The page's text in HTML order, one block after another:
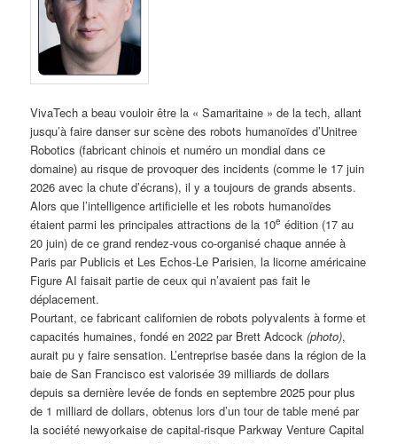
VivaTech a beau vouloir être la « Samaritaine » de la tech, allant
jusqu’à faire danser sur scène des robots humanoïdes d’Unitree
Robotics (fabricant chinois et numéro un mondial dans ce
domaine) au risque de provoquer des incidents (comme le 17 juin
2026 avec la chute d’écrans), il y a toujours de grands absents.
Alors que l’intelligence artificielle et les robots humanoïdes
étaient parmi les principales attractions de la 10e édition (17 au
20 juin) de ce grand rendez-vous co-organisé chaque année à
Paris par Publicis et Les Echos-Le Parisien, la licorne américaine
Figure AI faisait partie de ceux qui n’avaient pas fait le
déplacement.
Pourtant, ce fabricant californien de robots polyvalents à forme et
capacités humaines, fondé en 2022 par Brett Adcock(photo),
aurait pu y faire sensation. L’entreprise basée dans la région de la
baie de San Francisco est valorisée 39 milliards de dollars
depuis sa dernière levée de fonds en septembre 2025 pour plus
de 1 milliard de dollars, obtenus lors d’un tour de table mené par
la société newyorkaise de capital-risque Parkway Venture Capital